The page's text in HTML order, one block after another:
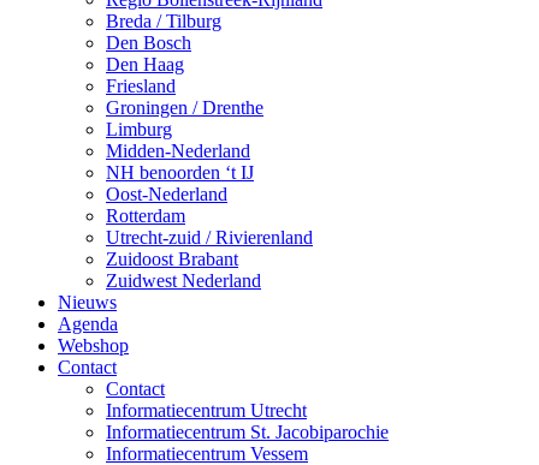
Breda / Tilburg
Den Bosch
Den Haag
Friesland
Groningen / Drenthe
Limburg
Midden-Nederland
NH benoorden ‘t IJ
Oost-Nederland
Rotterdam
Utrecht-zuid / Rivierenland
Zuidoost Brabant
Zuidwest Nederland
Nieuws
Agenda
Webshop
Contact
Contact
Informatiecentrum Utrecht
Informatiecentrum St. Jacobiparochie
Informatiecentrum Vessem